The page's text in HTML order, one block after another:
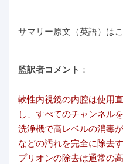
サマリー原文（英語）は
監訳者コメント ：
軟性内視鏡の内腔は使用
し、すべてのチャンネル
洗浄機で高レベルの消毒
などの汚れを完全に除去
プリオンの除去は通常の